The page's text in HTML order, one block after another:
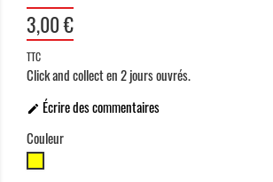
3,00 €
TTC
Click and collect en 2 jours ouvrés.
 Écrire des commentaires
Couleur